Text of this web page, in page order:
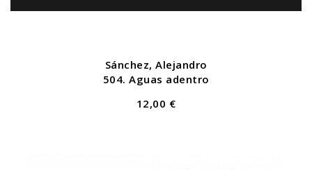
Sánchez, Alejandro
504. Aguas adentro
12,00 €